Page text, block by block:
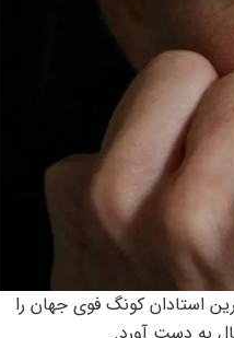
تصویرش بهترین استادان کونگ فوی جهان را